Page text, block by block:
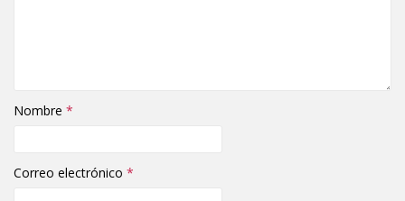
Nombre *
Correo electrónico *